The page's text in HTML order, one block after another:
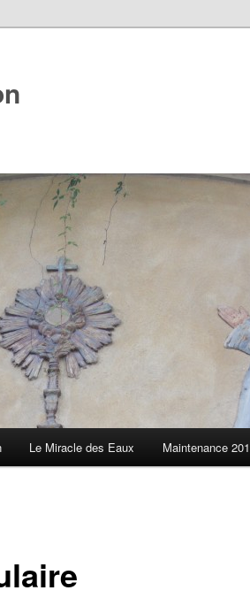
Le Miracle des Eaux Maintenance